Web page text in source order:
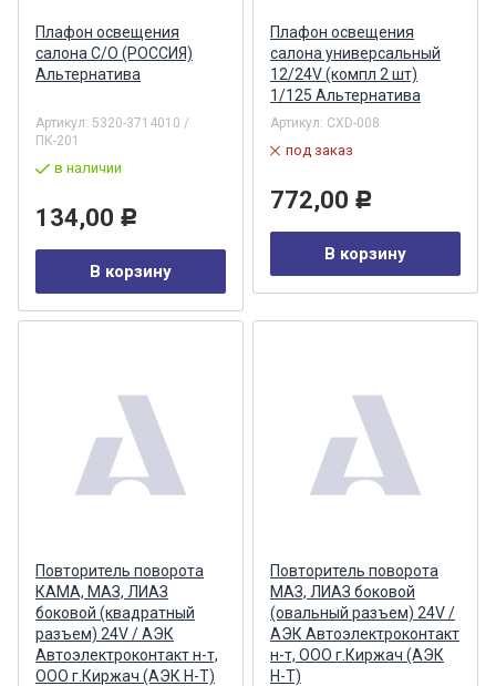
Плафон освещения
салона С/О (РОССИЯ)
Альтернатива
Артикул: 5320-3714010 /
ПК-201
в наличии
134,00 Р
В корзину
Плафон освещения
салона универсальный
12/24V (компл 2 шт)
1/125 Альтернатива
Артикул: CXD-008
под заказ
772,00 Р
В корзину
Повторитель поворота
КАМА, МАЗ, ЛИАЗ
боковой (квадратный
разъем) 24V / АЭК
Автоэлектроконтакт н-т,
ООО г.Киржач (АЭК Н-Т)
Повторитель поворота
МАЗ, ЛИАЗ боковой
(овальный разъем) 24V /
АЭК Автоэлектроконтакт
н-т, ООО г.Киржач (АЭК
Н-Т)